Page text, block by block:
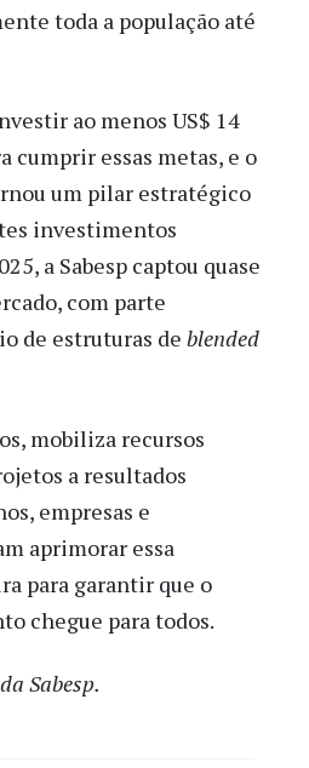
toda a população até
ao menos US$ 14
cumprir essas metas, e o
um pilar estratégico
investimentos
a Sabesp captou quase
com parte
de estruturas de blended
mobiliza recursos
a resultados
empresas e
aprimorar essa
para garantir que o
chegue para todos.
Sabesp.